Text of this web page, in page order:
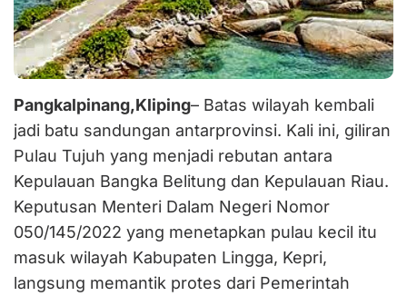
Pangkalpinang,Kliping– Batas wilayah kembali
jadi batu sandungan antarprovinsi. Kali ini, giliran
Pulau Tujuh yang menjadi rebutan antara
Kepulauan Bangka Belitung dan Kepulauan Riau.
Keputusan Menteri Dalam Negeri Nomor
050/145/2022 yang menetapkan pulau kecil itu
masuk wilayah Kabupaten Lingga, Kepri,
langsung memantik protes dari Pemerintah